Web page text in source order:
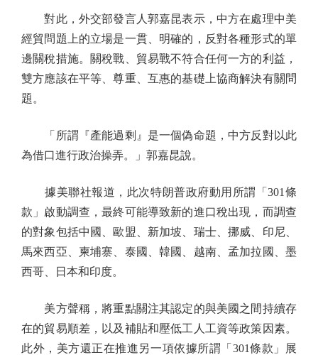
對此，外交部發言人郭嘉昆表示，中方在處理中美
經貿問題上的立場是一貫、明確的，反對各種形式的單
邊關稅措施。關稅戰、貿易戰不符合任何一方的利益，
雙方應該在平等、尊重、互惠的基礎上協商解決有關問
題。
「所謂『產能過剩』是一個偽命題，中方反對以此
為借口進行政治操弄。」郭嘉昆說。
據美聯社報道，此次特朗普政府動用所謂「301條
款」啟動調查，最終可能導致新的進口稅出現，而調查
的對象包括中國、歐盟、新加坡、瑞士、挪威、印尼、
馬來西亞、柬埔寨、泰國、韓國、越南、孟加拉國、墨
西哥、日本和印度。
美方聲稱，將重點關注其認定的與美國之間持續存
在的貿易順差，以及補貼和壓低工人工資等政策因素。
此外，美方還正在推進另一項依據所謂「301條款」展